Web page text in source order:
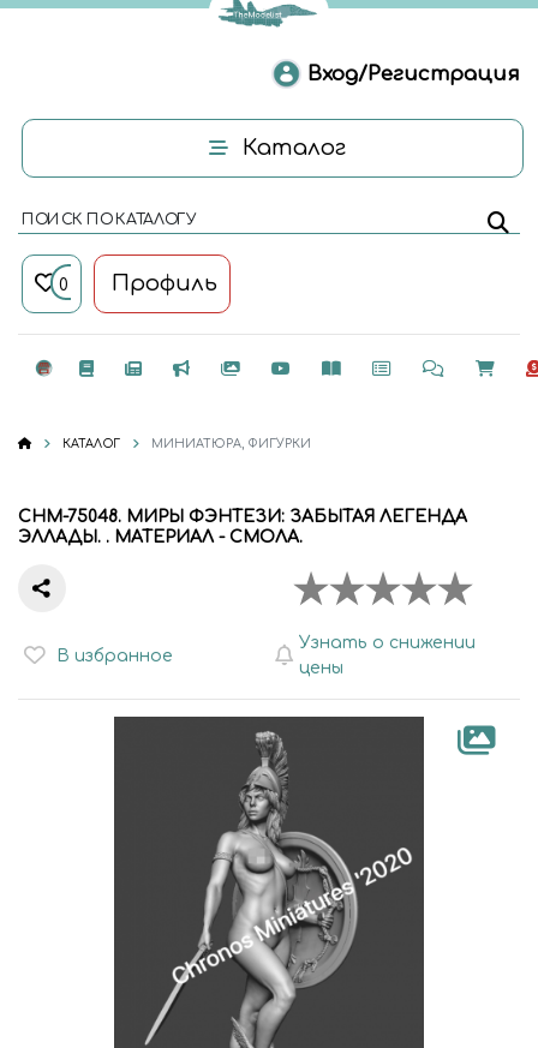
Вход/Регистрация
Каталог
ПОИСК ПО КАТАЛОГУ
0 Профиль
КАТАЛОГ МИНИАТЮРА, ФИГУРКИ
CHM-75048. МИРЫ ФЭНТЕЗИ: ЗАБЫТАЯ ЛЕГЕНДА
ЭЛЛАДЫ. . МАТЕРИАЛ - СМОЛА.
В избранное
Узнать о снижении
цены